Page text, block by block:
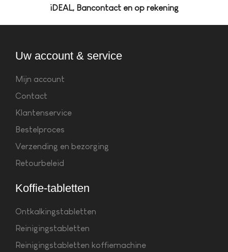
iDEAL, Bancontact en op rekening
Uw account & service
Mijn account
Contact
Klantenservice
Bestelproces
Verzending en bezorging
Retourbeleid
Koffie-tabletten
Ontkalkingstabletten
Reinigingstabletten
Reinigingstabletten koffiemachine